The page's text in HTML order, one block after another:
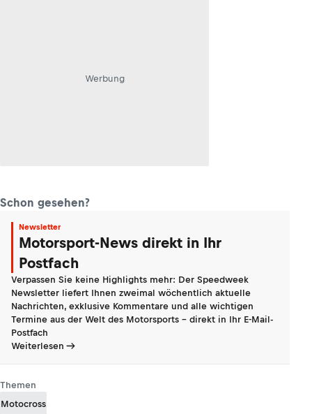
Werbung
Schon gesehen?
Newsletter
Motorsport-News direkt in Ihr
Postfach
Verpassen Sie keine Highlights mehr: Der Speedweek
Newsletter liefert Ihnen zweimal wöchentlich aktuelle
Nachrichten, exklusive Kommentare und alle wichtigen
Termine aus der Welt des Motorsports - direkt in Ihr E-Mail-
Postfach
Weiterlesen
Themen
Motocross